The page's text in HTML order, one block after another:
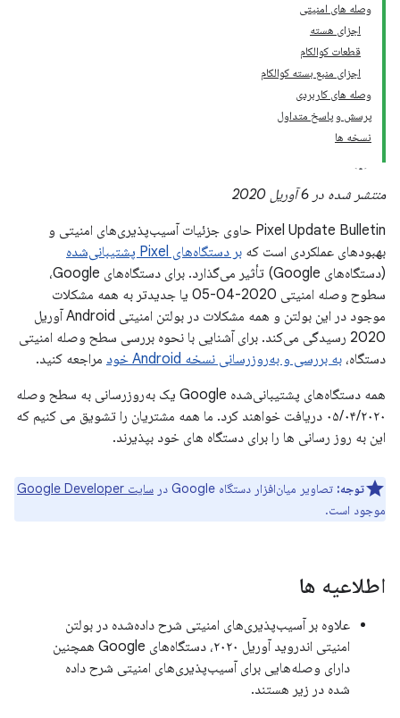
وصله های امنیتی
اجزای هسته
قطعات کوالکام
اجزای منبع بسته کوالکام
وصله های کاربردی
پرسش و پاسخ متداول
نسخه ها
منتشر شده در 6 آوریل 2020
Pixel Update Bulletin حاوی جزئیات آسیب‌پذیری‌های امنیتی و
بهبودهای عملکردی است که بر دستگاه‌های Pixel پشتیبانی‌شده
(دستگاه‌های Google) تأثیر می‌گذارد. برای دستگاه‌های Google،
سطوح وصله امنیتی 2020-04-05 یا جدیدتر به همه مشکلات
موجود در این بولتن و همه مشکلات در بولتن امنیتی Android آوریل
2020 رسیدگی می‌کند. برای آشنایی با نحوه بررسی سطح وصله امنیتی
دستگاه، به بررسی و به‌روزرسانی نسخه Android خود
مراجعه کنید.
همه دستگاه‌های پشتیبانی‌شده Google یک به‌روزرسانی به سطح وصله
۰۵/۰۴/۲۰۲۰ دریافت خواهند کرد. ما همه مشتریان را تشویق می کنیم که
این به روز رسانی ها را برای دستگاه های خود بپذیرند.
توجه: تصاویر میان‌افزار دستگاه Google در
سایت Google Developer
موجود است.
اطلاعیه ها
علاوه بر آسیب‌پذیری‌های امنیتی شرح داده‌شده در بولتن
امنیتی اندروید آوریل ۲۰۲۰، دستگاه‌های Google همچنین
دارای وصله‌هایی برای آسیب‌پذیری‌های امنیتی شرح داده
شده در زیر هستند.